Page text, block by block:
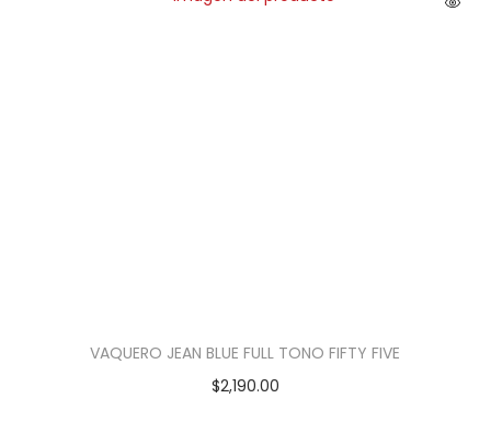
VAQUERO JEAN BLUE FULL TONO FIFTY FIVE
$2,190.00